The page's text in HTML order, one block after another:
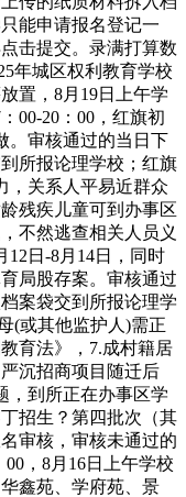
能申请报名登记一
击提交。录满打算数
年城区权利教育学校
置，8月19日上午学
00-20：00，红旗初
。审核通过的当日下
所报论理学校；红旗
，关系人平易近群众
残疾儿童可到办事区
不然逃查相关人员义
12日-8月14日，同时
局股存案。审核通过
案袋交到所报论理学
(或其他监护人)需正
育法》，7.成村籍居
沉招商项目随迁后
，到所正在办事区学
招生？第四批次（其
审核，审核未通过的
，8月16日上午学校
鑫苑、学府苑、景